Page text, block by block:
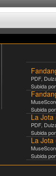
PDF,
Subida por
Subida por
La Jota
PDF,
Subida por
La Jota
Subida por